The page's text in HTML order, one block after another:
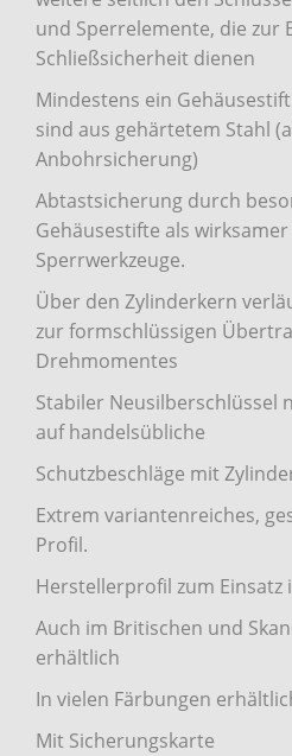
und Sperrelemente, die zur
Schließsicherheit dienen
Mindestens ein
sind aus gehärtetem Stahl
Anbohrsicherung)
Abtastsicherung durch
Gehäusestifte als wirksamer
Sperrwerkzeuge.
Über den Zylinderkern
zur formschlüssigen
Drehmomentes
Stabiler Neusilberschlüssel
auf handelsübliche
Schutzbeschläge mit
Extrem variantenreiches,
Profil.
Herstellerprofil zum Einsatz
Auch im Britischen und
erhältlich
In vielen Färbungen
Mit Sicherungskarte